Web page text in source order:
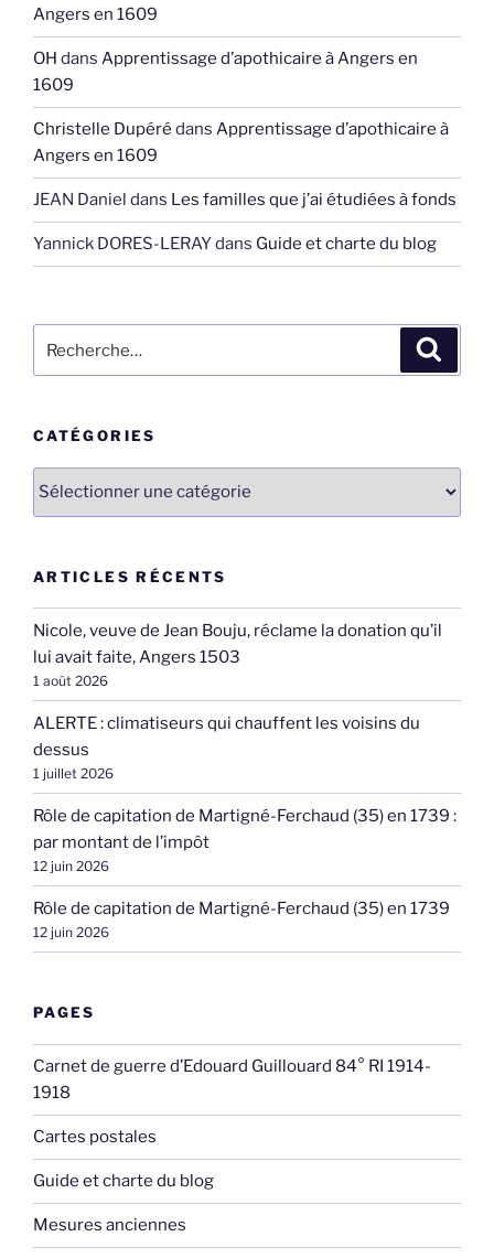
Angers en 1609
OH dans Apprentissage d’apothicaire à Angers en
1609
Christelle Dupéré dans Apprentissage d’apothicaire à
Angers en 1609
JEAN Daniel dans Les familles que j’ai étudiées à fonds
Yannick DORES-LERAYdans Guide et charte du blog
pour
CATÉGORIES
Catégories
ARTICLES RÉCENTS
Nicole, veuve de Jean Bouju, réclame la donation qu’il
lui avait faite, Angers 1503
1 août 2026
ALERTE : climatiseurs qui chauffent les voisins du
dessus
1 juillet 2026
Rôle de capitation de Martigné-Ferchaud (35) en 1739 :
par montant de l’impôt
12 juin 2026
Rôle de capitation de Martigné-Ferchaud (35) en 1739
12 juin 2026
PAGES
Carnet de guerre d’Edouard Guillouard 84° RI 1914-
1918
Cartes postales
Guide et charte du blog
Mesures anciennes